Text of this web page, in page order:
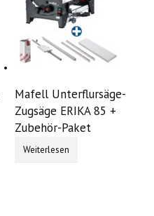
Mafell Unterflursäge-
Zugsäge ERIKA 85 +
Zubehör-Paket
Weiterlesen